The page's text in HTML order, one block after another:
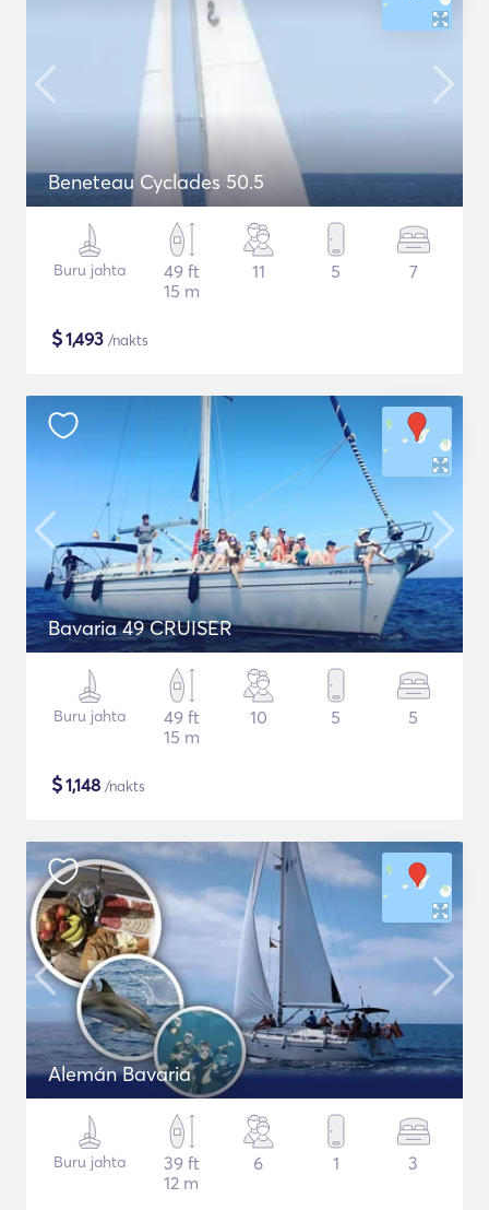
Beneteau Cyclades 50.5
Buru jahta
49 ft
15 m
11 5 7
$1,493 /nakts
Bavaria 49 CRUISER
Buru jahta
49 ft
15 m
10 5 5
$1,148 /nakts
Alemán Bavaria
Buru jahta
39 ft
12 m
6 1 3